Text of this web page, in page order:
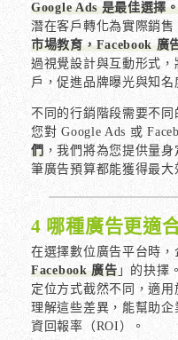
Google Ads 是最佳選擇
潛在客戶轉化為實際銷售
市場教育，Facebook 廣
過視覺設計與互動形式
戶，促進品牌曝光與知名
不同的行銷階段需要不
您對 Google Ads 或
們，我們將為您提供量
筆廣告預算都能獲得最大
4 哪種廣告更適
在選擇數位廣告平台時，
Facebook 廣告」的抉擇
定位方式截然不同，適
理解這些差異，能幫助
資回報率（ROI）。